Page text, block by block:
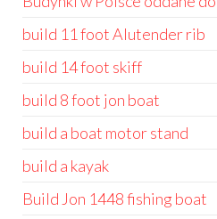
build 11 foot Alutender rib
build 14 foot skiff
build 8 foot jon boat
build a boat motor stand
build a kayak
Build Jon 1448 fishing boat